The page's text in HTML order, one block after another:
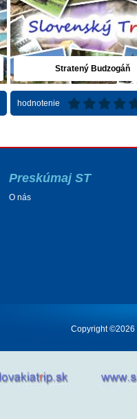
Stratený Budzogáň
hodnotenie
Preskúmaj ST
O nás
Copyright ©2026